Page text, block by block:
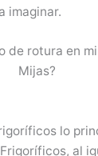
imaginar.
de rotura en
Mijas?
lo
al